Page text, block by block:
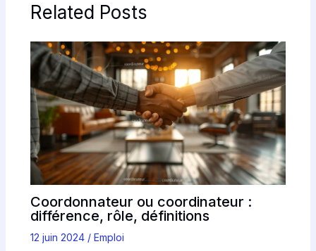
Related Posts
Coordonnateur ou coordinateur :
différence, rôle, définitions
12 juin 2024 / Emploi